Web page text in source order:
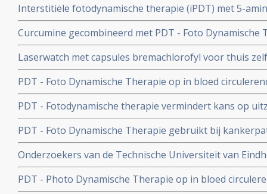
behandelingen copy 1
Interstitiële fotodynamische therapie (iPDT) met 5-
standaard behandeling geeft bij operabele
ziekte en overall overleving in vergelijking met
bestraling co
Curcumine gecombineerd met PDT - Foto
resultaten bij verschillende vormen van kanker blijkt
reviewstudie copy 1
Laserwatch met capsules bremachlorofyl voor thuis
om uitzaaiingen of een recidief te voorkomen zijn via
PDT - Foto Dynamische Therapie op in bloed
het bloed in een extracorporale buis heeft groot effect
PDT - Fotodynamische therapie vermindert kans op
doordat er veel minder in bloed circulerende
PDT - Foto Dynamische Therapie gebruikt bij
immuunsysteem en is soms succesvol als
Onderzoekers van de Technische Universiteit van
fotodynamische therapie met behulp van
kankerchirurgie
PDT - Photo Dynamische Therapie op in bloed